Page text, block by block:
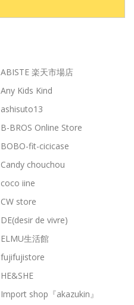
ABISTE 楽天市場店
Any Kids Kind
ashisuto13
B-BROS Online Store
BOBO-fit-cicicase
Candy chouchou
coco iine
CW store
DE(desir de vivre)
ELMU生活館
fujifujistore
HE&SHE
Import shop『akazukin』